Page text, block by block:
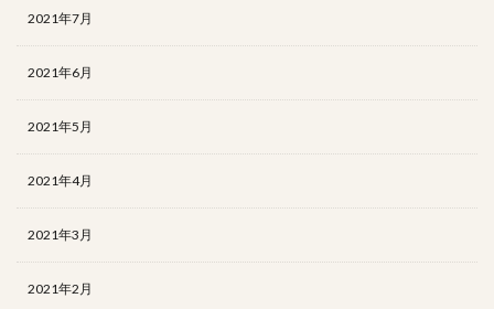
2021年7月
2021年6月
2021年5月
2021年4月
2021年3月
2021年2月